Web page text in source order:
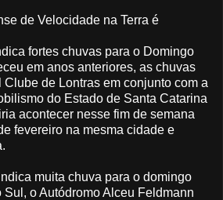
de Velocidade na Terra é
fortes chuvas para o Domingo
em anos anteriores, as chuvas
Clube de Lontras em conjunto com a
do Estado de Santa Catarina
acontecer nesse fim de semana
fevereiro na mesma cidade e
muita chuva para o domingo
o Autódromo Alceu Feldmann